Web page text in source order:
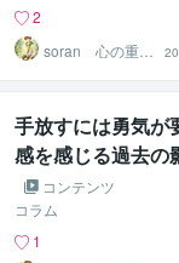
2
soran 心の重荷
を下ろせるヒー
リング
手放すには勇気が
感を感じる過去の
る執着的幻覚、幻
リング
コンテンツ
コラム
1